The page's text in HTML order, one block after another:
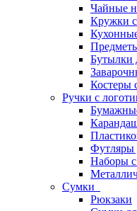
Чайные
Кружки
Бутылки
Костеры
Ручки с
Футляры
Наборы с
Сумки
Рюкзаки